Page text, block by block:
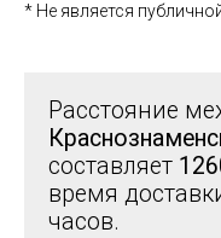
* Не является
Расстояние
составляет
время
часов.